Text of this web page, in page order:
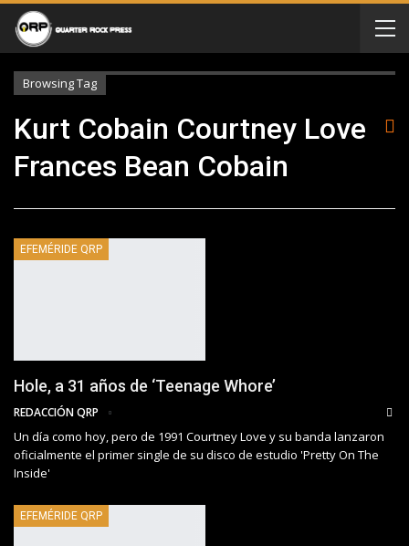
Browsing Tag
Kurt Cobain Courtney Love
Frances Bean Cobain
EFEMÉRIDE QRP
Hole, a 31 años de ‘Teenage Whore’
REDACCIÓN QRP
Un día como hoy, pero de 1991 Courtney Love y su banda lanzaron
oficialmente el primer single de su disco de estudio 'Pretty On The
Inside'
EFEMÉRIDE QRP